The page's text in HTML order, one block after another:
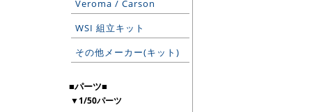
Veroma / Carson
WSI 組立キット
その他メーカー(キット)
■パーツ■
▼1/50パーツ